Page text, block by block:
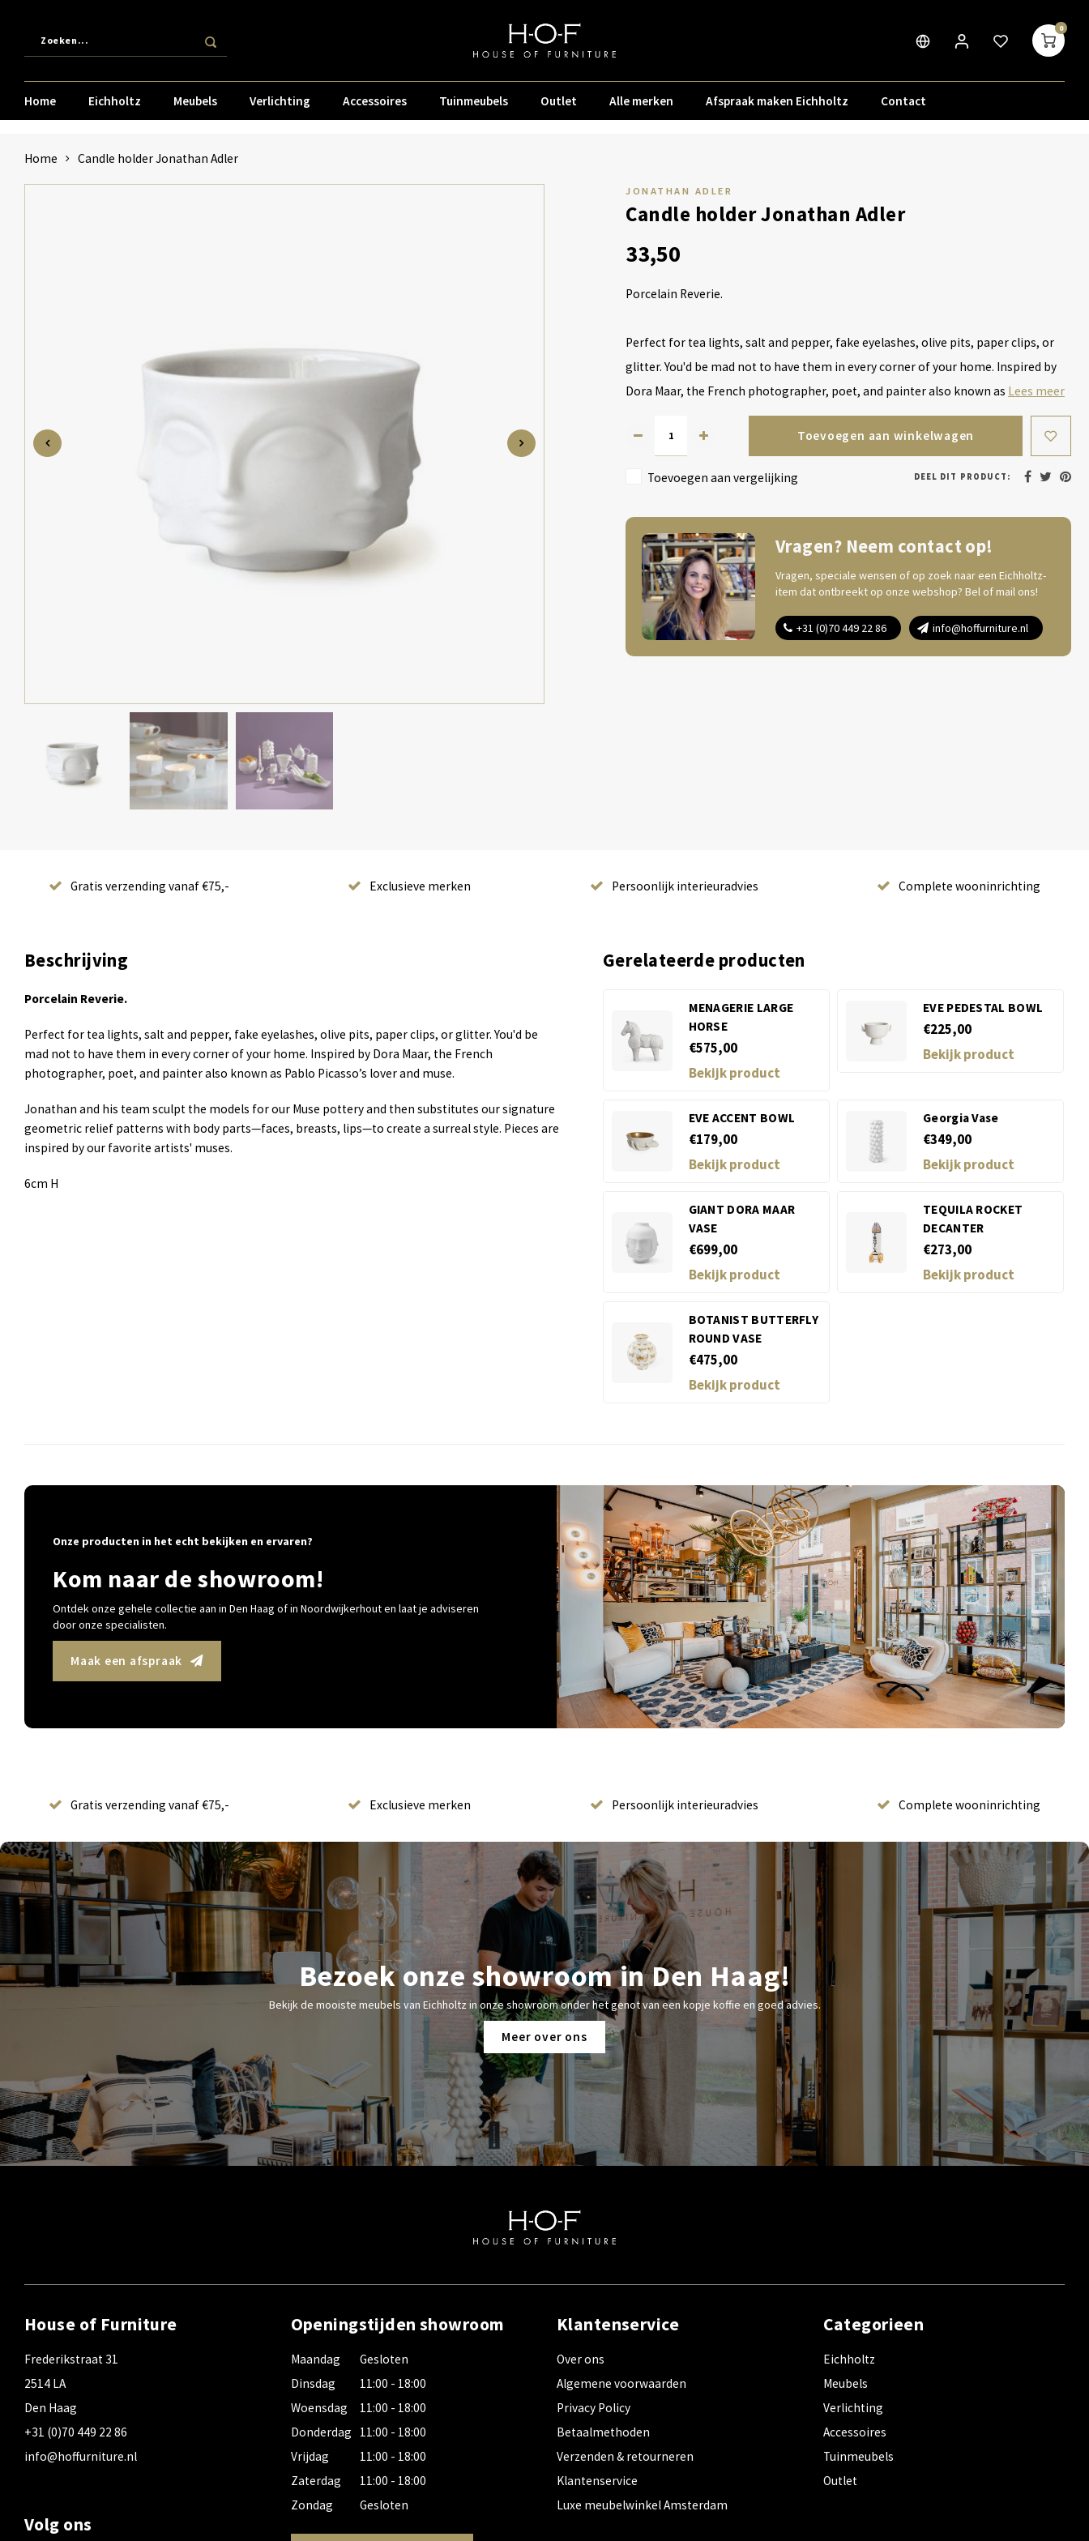
0
Home Eichholtz Meubels Verlichting Accessoires Tuinmeubels Outlet Alle merken Afspraak maken Eichholtz Contact
Home Candle holder Jonathan Adler
JONATHAN ADLER
Candle holder Jonathan Adler
33,50
Porcelain Reverie.
Perfect for tea lights, salt and pepper, fake eyelashes, olive pits, paper clips, or
glitter. You'd be mad not to have them in every corner of your home. Inspired by
Dora Maar, the French photographer, poet, and painter also known as Lees meer
Toevoegen aan winkelwagen
Toevoegen aan vergelijking DEEL DIT PRODUCT:
Vragen? Neem contact op!
Vragen, speciale wensen of op zoek naar een Eichholtz-
item dat ontbreekt op onze webshop? Bel of mail ons!
+31 (0)70 449 22 86 info@hoffurniture.nl
Gratis verzending vanaf €75,- Exclusieve merken Persoonlijk interieuradvies Complete wooninrichting
Beschrijving
Porcelain Reverie.
Perfect for tea lights, salt and pepper, fake eyelashes, olive pits, paper clips, or glitter. You'd be
mad not to have them in every corner of your home. Inspired by Dora Maar, the French
photographer, poet, and painter also known as Pablo Picasso’s lover and muse.
Jonathan and his team sculpt the models for our Muse pottery and then substitutes our signature
geometric relief patterns with body parts—faces, breasts, lips—to create a surreal style. Pieces are
inspired by our favorite artists' muses.
6cm H
Gerelateerde producten
MENAGERIE LARGE
HORSE
€575,00
Bekijk product
EVE PEDESTAL BOWL
€225,00
Bekijk product
EVE ACCENT BOWL
€179,00
Bekijk product
Georgia Vase
€349,00
Bekijk product
GIANT DORA MAAR
VASE
€699,00
Bekijk product
TEQUILA ROCKET
DECANTER
€273,00
Bekijk product
BOTANIST BUTTERFLY
ROUND VASE
€475,00
Bekijk product
Onze producten in het echt bekijken en ervaren?
Kom naar de showroom!
Ontdek onze gehele collectie aan in Den Haag of in Noordwijkerhout en laat je adviseren
door onze specialisten.
Maak een afspraak
Gratis verzending vanaf €75,- Exclusieve merken Persoonlijk interieuradvies Complete wooninrichting
Bezoek onze showroom in Den Haag!
Bekijk de mooiste meubels van Eichholtz in onze showroom onder het genot van een kopje koffie en goed advies.
Meer over ons
House of Furniture
Frederikstraat 31
2514 LA
Den Haag
+31 (0)70 449 22 86
info@hoffurniture.nl
Volg ons
Openingstijden showroom
Maandag
Dinsdag
Woensdag
Donderdag
Vrijdag
Zaterdag
Zondag
Gesloten
11:00 - 18:00
11:00 - 18:00
11:00 - 18:00
11:00 - 18:00
11:00 - 18:00
Gesloten
Klantenservice
Over ons
Algemene voorwaarden
Privacy Policy
Betaalmethoden
Verzenden & retourneren
Klantenservice
Luxe meubelwinkel Amsterdam
Categorieen
Eichholtz
Meubels
Verlichting
Accessoires
Tuinmeubels
Outlet